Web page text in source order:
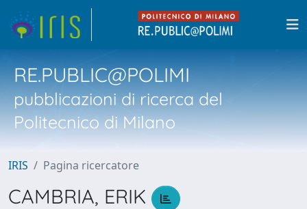
RE.PUBLIC@POLIMI
pubblicazioni di ricerca del
Politecnico di Milano
IRIS Pagina ricercatore
CAMBRIA, ERIK